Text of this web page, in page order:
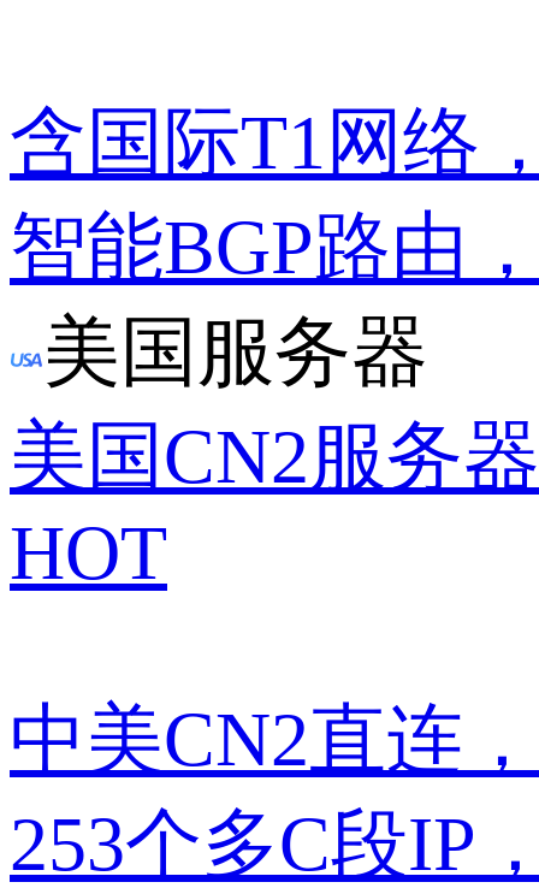
含国际T1网络
智能BGP路由
美国服务器
美国CN2服务器
HOT
中美CN2直连
253个多C段IP